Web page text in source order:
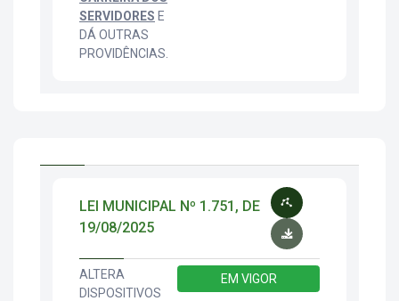
SERVIDORES E
DÁ OUTRAS
PROVIDÊNCIAS.
LEI MUNICIPAL Nº 1.751, DE
19/08/2025
ALTERA
DISPOSITIVOS
EM VIGOR